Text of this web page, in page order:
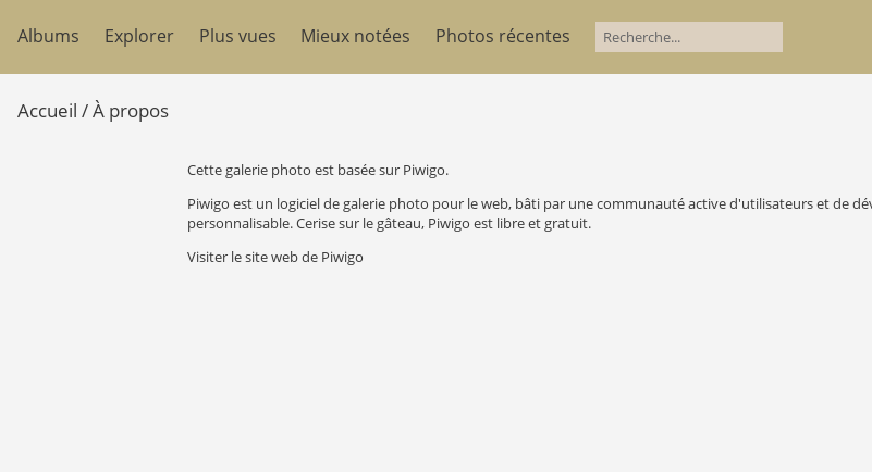
Albums Explorer Plus vues Mieux notées Photos récentes
Accueil / À propos
Cette galerie photo est basée sur Piwigo.
Piwigo est un logiciel de galerie photo pour le web, bâti par une communauté active d'utilisateurs et de
personnalisable. Cerise sur le gâteau, Piwigo est libre et gratuit.
Visiter le site web de Piwigo